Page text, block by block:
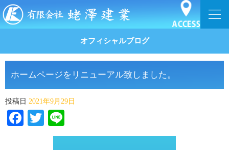
オフィシャルブログ
ホームページをリニューアル致しました。
投稿日 2021年9月29日
Facebook
Twitter